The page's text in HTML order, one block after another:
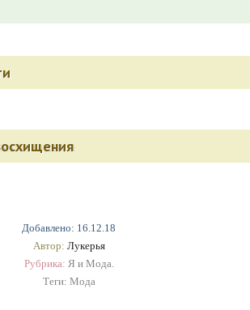
Добавлено: 16.12.18
Автор: Лукерья
Рубрика: Я и Мода.
Теги: Мода